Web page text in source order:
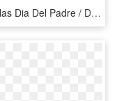
Plantillas Dia Del Padre / Dia Del Padre 4 - Mugs Para El Dia Del Hombre, HD Png Download